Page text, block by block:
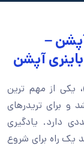
–
آپشن
یکی از مهم ترین
و برای تریدرهای
دارد. یادگیری
یک راه برای شروع